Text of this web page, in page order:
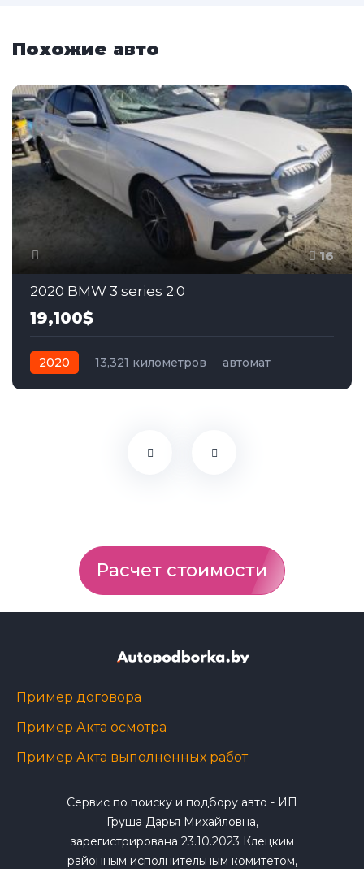
Похожие авто
16
2020 BMW 3 series 2.0
19,100$
2020 13,321 километров
автомат
Расчет стоимости
Пример договора
Пример Акта осмотра
Пример Акта выполненных работ
Сервис по поиску и подбору авто - ИП
Груша Дарья Михайловна,
зарегистрирована 23.10.2023 Клецким
районным исполнительным комитетом,